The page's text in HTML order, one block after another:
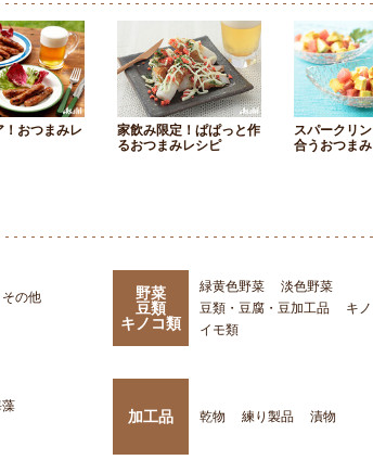
！おつまみレ
家飲み限定！ぱぱっと作
るおつまみレシピ
スパークリ
合うおつま
その他
野菜
豆類
キノコ類
緑黄色野菜
淡色野菜
豆類・豆腐・豆加工品
キ
イモ類
加工品 乾物 練り製品 漬物